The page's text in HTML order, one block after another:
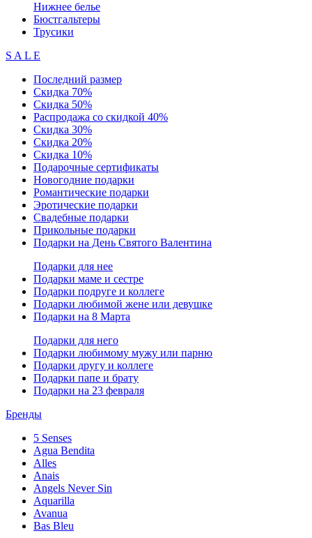
Нижнее белье
Бюстгальтеры
Трусики
S A L E
Последний размер
Скидка 70%
Скидка 50%
Распродажа со скидкой 40%
Скидка 30%
Скидка 20%
Скидка 10%
Подарочные сертификаты
Новогодние подарки
Романтические подарки
Эротические подарки
Свадебные подарки
Прикольные подарки
Подарки на День Святого Валентина
Подарки для нее
Подарки маме и сестре
Подарки подруге и коллеге
Подарки любимой жене или девушке
Подарки на 8 Марта
Подарки для него
Подарки любимому мужу или парню
Подарки другу и коллеге
Подарки папе и брату
Подарки на 23 февраля
Бренды
5 Senses
Agua Bendita
Alles
Anais
Angels Never Sin
Aquarilla
Avanua
Bas Bleu